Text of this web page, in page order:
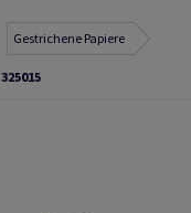
Gestrichene Papiere
325015